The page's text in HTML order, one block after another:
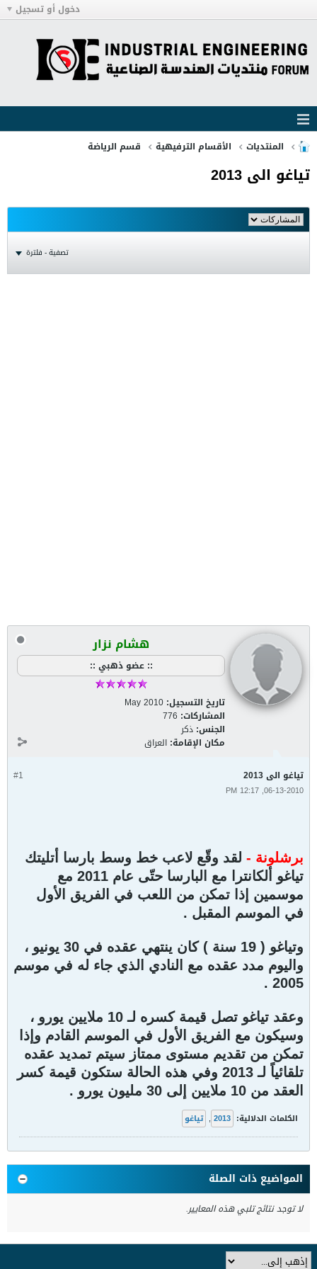
دخول أو تسجيل
المنتديات الأقسام الترفيهية قسم الرياضة
تياغو الى 2013
تصفية - فلترة
هشام نزار
:: عضو ذهبي ::
تاريخ التسجيل: May 2010
المشاركات: 776
الجنس: ذكر
مكان الإقامة: العراق
#1 تياغو الى 2013
06-13-2010, 12:17 PM
برشلونة - لقد وقّع لاعب خط وسط بارسا أتليتك
تياغو ألكانترا مع البارسا حتّى عام 2011 مع
موسمين إذا تمكن من اللعب في الفريق الأول
في الموسم المقبل .
وتياغو ( 19 سنة ) كان ينتهي عقده في 30 يونيو ،
واليوم مدد عقده مع النادي الذي جاء له في موسم
2005 .
وعقد تياغو تصل قيمة كسره لـ 10 ملايين يورو ،
وسيكون مع الفريق الأول في الموسم القادم وإذا
تمكن من تقديم مستوى ممتاز سيتم تمديد عقده
تلقائياً لـ 2013 وفي هذه الحالة ستكون قيمة كسر
العقد من 10 ملايين إلى 30 مليون يورو .
الكلمات الدلالية: 2013
, تياغو
المواضيع ذات الصلة
لا توجد نتائج تلبي هذه المعايير.